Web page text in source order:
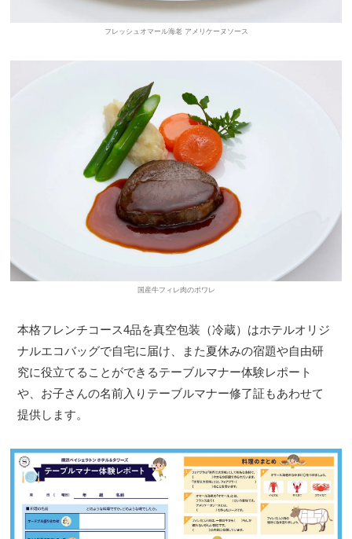
フレッシュオマール海老 アメリケーヌソース
国産牛フィレ肉のポワレ
本格フレンチコース4品を真空包装（冷蔵）はホテルオリジ
ナルエコバッグで自宅に届け、また夏休みの宿題や自由研
究に役立てることができるテーブルマナー体験レポート
や、お子さんの名前入りテーブルマナー修了証もあわせて
提供します。